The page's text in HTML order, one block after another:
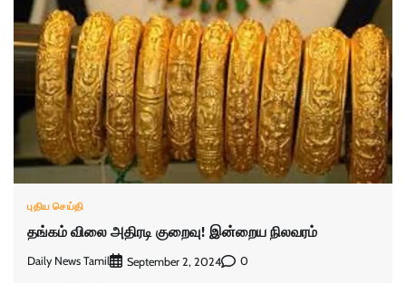
புதிய செய்தி
தங்கம் விலை அதிரடி குறைவு! இன்றைய நிலவரம்
Daily News Tamil September 2, 2024 0